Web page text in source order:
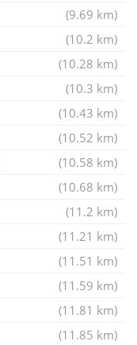
(9.69 km)
(10.2 km)
(10.28 km)
(10.3 km)
(10.43 km)
(10.52 km)
(10.58 km)
(10.68 km)
(11.2 km)
(11.21 km)
(11.51 km)
(11.59 km)
(11.81 km)
(11.85 km)